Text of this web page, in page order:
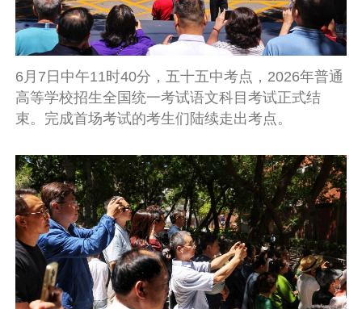
6月7日中午11时40分，五十五中考点，2026年普通
高等学校招生全国统一考试语文科目考试正式结
束。完成首场考试的考生们陆续走出考点。